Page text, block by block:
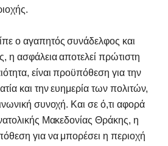
ο αγαπητός συνάδελφος και
η ασφάλεια αποτελεί πρώτιστη
είναι προϋπόθεση για την
και την ευημερία των πολιτών,
συνοχή. Και σε ό,τι αφορά
Μακεδονίας Θράκης, η
για να μπορέσει η περιοχή